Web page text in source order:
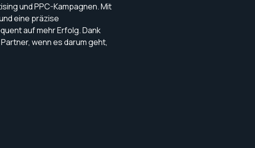
und PPC-Kampagnen. Mit
eine präzise
auf mehr Erfolg. Dank
wenn es darum geht,